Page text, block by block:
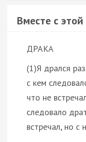
Вместе с
ДРАКА
(1)Я дрался
с кем
что не
следовало
встречал, но с